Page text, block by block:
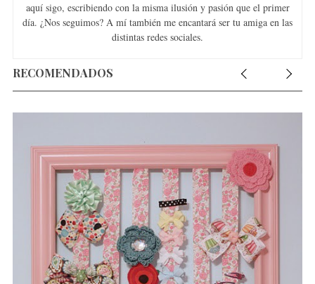
aquí sigo, escribiendo con la misma ilusión y pasión que el primer
día. ¿Nos seguimos? A mí también me encantará ser tu amiga en las
distintas redes sociales.
RECOMENDADOS